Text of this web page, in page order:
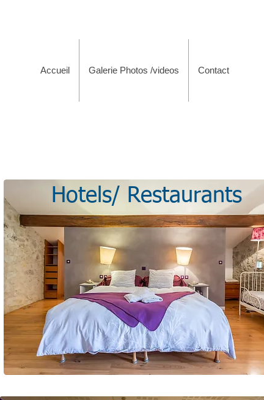
Accueil Galerie Photos /videos Contact
Hotels/ Restaurants